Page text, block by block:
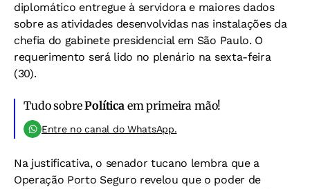
diplomático entregue à servidora e maiores dados
sobre as atividades desenvolvidas nas instalações da
chefia do gabinete presidencial em São Paulo. O
requerimento será lido no plenário na sexta-feira
(30).
Tudo sobrePolíticaem primeira mão!
Entre no canal do WhatsApp.
Na justificativa, o senador tucano lembra que a
Operação Porto Seguro revelou que o poder de